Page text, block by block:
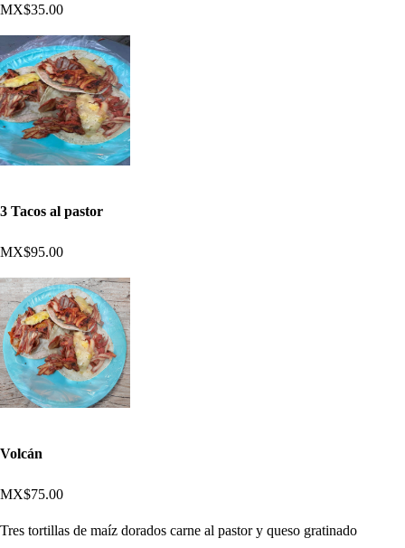
MX$35.00
3 Tacos al pastor
MX$95.00
Volcán
MX$75.00
Tres tortillas de maíz dorados carne al pastor y queso gratinado